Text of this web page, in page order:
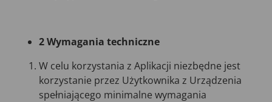
2 Wymagania techniczne
W celu korzystania z Aplikacji niezbędne jest
korzystanie przez Użytkownika z Urządzenia
spełniającego minimalne wymagania